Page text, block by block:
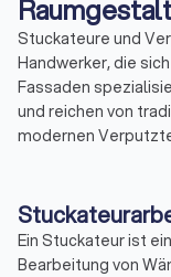
Stuckateure und
Handwerker, die
Fassaden
und reichen von
modernen
Ein Stuckateur ist
Bearbeitung von